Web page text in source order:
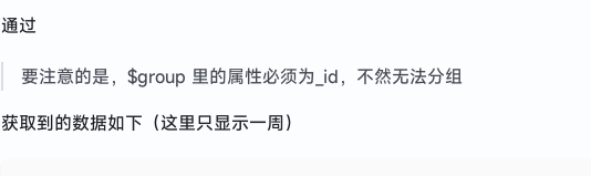
通过
要注意的是，$group 里的属性必须为_id，不然无法分组
获取到的数据如下（这里只显示一周）